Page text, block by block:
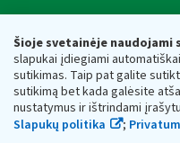
Šioje svetainėje naudojami
slapukai įdiegiami
sutikimas. Taip pat galite
sutikimą bet kada galėsite
nustatymus ir ištrindami
Slapukų politika
;
Respublikos finansų
Biudžetinė įstaiga. Juridinio
adresas: Vasario 16-osios g.
vmi@vmi.lt, E. pristatymo
Duomenys apie Valstybinę
Respublikos finansų